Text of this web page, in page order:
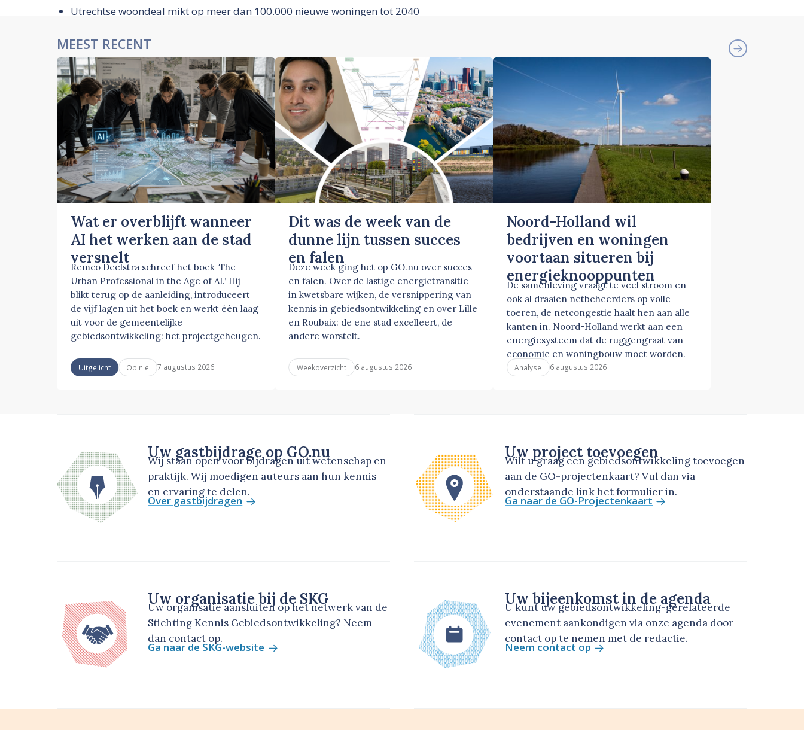
Utrechtse woondeal mikt op meer dan 100.000 nieuwe woningen tot 2040
MEEST RECENT
Wat er overblijft wanneer
AI het werken aan de stad
versnelt
Remco Deelstra schreef het boek ‘The
Urban Professional in the Age of AI.’ Hij
blikt terug op de aanleiding, introduceert
de vijf lagen uit het boek en werkt één laag
uit voor de gemeentelijke
gebiedsontwikkeling: het projectgeheugen.
Uitgelicht Opinie 7 augustus 2026
Dit was de week van de
dunne lijn tussen succes
en falen
Deze week ging het op GO.nu over succes
en falen. Over de lastige energietransitie
in kwetsbare wijken, de versnippering van
kennis in gebiedsontwikkeling en over Lille
en Roubaix: de ene stad excelleert, de
andere worstelt.
Weekoverzicht 6 augustus 2026
Noord-Holland wil
bedrijven en woningen
voortaan situeren bij
energieknooppunten
De samenleving vraagt te veel stroom en
ook al draaien netbeheerders op volle
toeren, de netcongestie haalt hen aan alle
kanten in. Noord-Holland werkt aan een
energiesysteem dat de ruggengraat van
economie en woningbouw moet worden.
Analyse 6 augustus 2026
Uw gastbijdrage op GO.nu
Wij staan open voor bijdragen uit wetenschap en
praktijk. Wij moedigen auteurs aan hun kennis
en ervaring te delen.
Over gastbijdragen
Uw project toevoegen
Wilt u graag een gebiedsontwikkeling toevoegen
aan de GO-projectenkaart? Vul dan via
onderstaande link het formulier in.
Ga naar de GO-Projectenkaart
Uw organisatie bij de SKG
Uw organisatie aansluiten op het netwerk van de
Stichting Kennis Gebiedsontwikkeling? Neem
dan contact op.
Ga naar de SKG-website
Uw bijeenkomst in de agenda
U kunt uw gebiedsontwikkeling-gerelateerde
evenement aankondigen via onze agenda door
contact op te nemen met de redactie.
Neem contact op